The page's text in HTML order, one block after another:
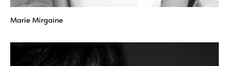
Marie Mirgaine